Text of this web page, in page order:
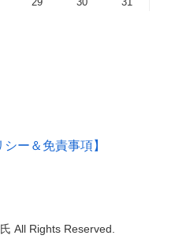
シー＆免責事項】
All Rights Reserved.